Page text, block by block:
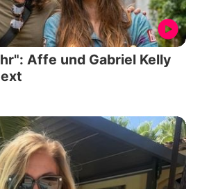
Affe und Gabriel Kelly